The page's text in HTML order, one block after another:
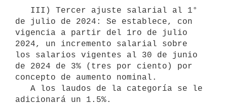
de julio de 2024: Se establece, con
vigencia a partir del 1ro de julio
2024, un incremento salarial sobre
los salarios vigentes al 30 de junio
de 2024 de 3% (tres por ciento) por
concepto de aumento nominal.
adicionará un 1.5%.